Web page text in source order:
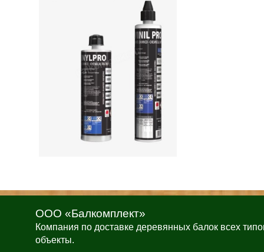
ООО «Балкомплект»
Компания по доставке деревянных балок всех
объекты.